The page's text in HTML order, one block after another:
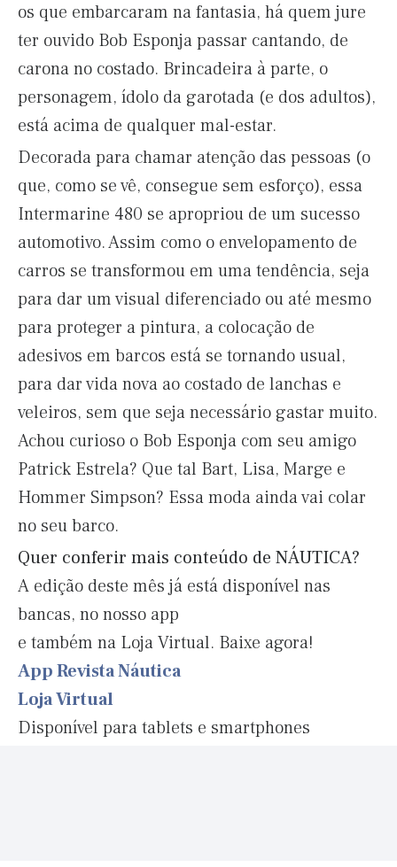
os que embarcaram na fantasia, há quem jure
ter ouvido Bob Esponja passar cantando, de
carona no costado. Brincadeira à parte, o
personagem, ídolo da garotada (e dos adultos),
está acima de qualquer mal-estar.
Decorada para chamar atenção das pessoas (o
que, como se vê, consegue sem esforço), essa
Intermarine 480 se apropriou de um sucesso
automotivo. Assim como o envelopamento de
carros se transformou em uma tendência, seja
para dar um visual diferenciado ou até mesmo
para proteger a pintura, a colocação de
adesivos em barcos está se tornando usual,
para dar vida nova ao costado de lanchas e
veleiros, sem que seja necessário gastar muito.
Achou curioso o Bob Esponja com seu amigo
Patrick Estrela? Que tal Bart, Lisa, Marge e
Hommer Simpson? Essa moda ainda vai colar
no seu barco.
Quer conferir mais conteúdo de NÁUTICA?
A edição deste mês já está disponível nas
bancas, no nosso app
e também na Loja Virtual. Baixe agora!
App Revista Náutica
Loja Virtual
Disponível para tablets e smartphones